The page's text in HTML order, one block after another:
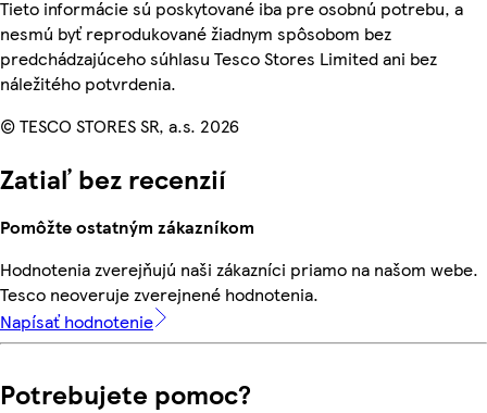
Tieto informácie sú poskytované iba pre osobnú potrebu, a
nesmú byť reprodukované žiadnym spôsobom bez
predchádzajúceho súhlasu Tesco Stores Limited ani bez
náležitého potvrdenia.
© TESCO STORES SR, a.s. 2026
Zatiaľ bez recenzií
Pomôžte ostatným zákazníkom
Hodnotenia zverejňujú naši zákazníci priamo na našom webe.
Tesco neoveruje zverejnené hodnotenia.
Napísať hodnotenie
Potrebujete pomoc?